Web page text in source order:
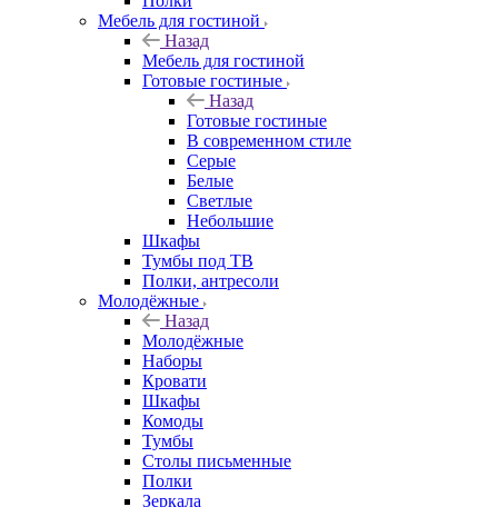
Мебель для гостиной
Назад
Мебель для гостиной
Готовые гостиные
Назад
Готовые гостиные
В современном стиле
Серые
Белые
Светлые
Небольшие
Шкафы
Тумбы под ТВ
Полки, антресоли
Молодёжные
Назад
Молодёжные
Наборы
Кровати
Шкафы
Комоды
Тумбы
Столы письменные
Полки
Зеркала